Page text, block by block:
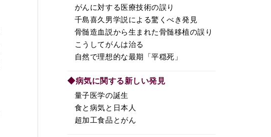
がんに対する医療技術の誤り
千島喜久男学説による驚くべき発見
骨髄造血説から生まれた骨髄移植の誤り
こうしてがんは治る
自然で理想的な最期「平穏死」
◆病気に関する新しい発見
量子医学の誕生
食と病気と日本人
超加工食品とがん